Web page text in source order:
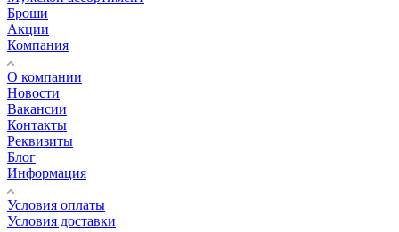
Броши
Акции
Компания
О компании
Новости
Вакансии
Контакты
Реквизиты
Блог
Информация
Условия оплаты
Условия доставки